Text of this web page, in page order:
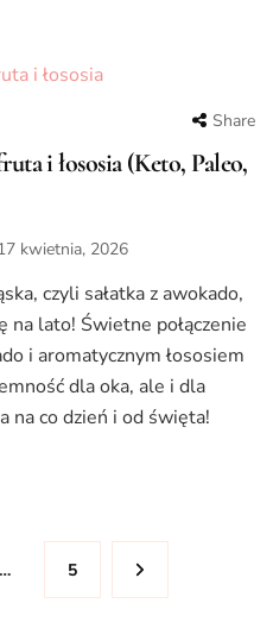
Share
i łososia (Keto, Paleo,
kwietnia, 2026
czyli sałatka z awokado,
na lato! Świetne połączenie
i aromatycznym łososiem
dla oka, ale i dla
na co dzień i od święta!
… Page
5